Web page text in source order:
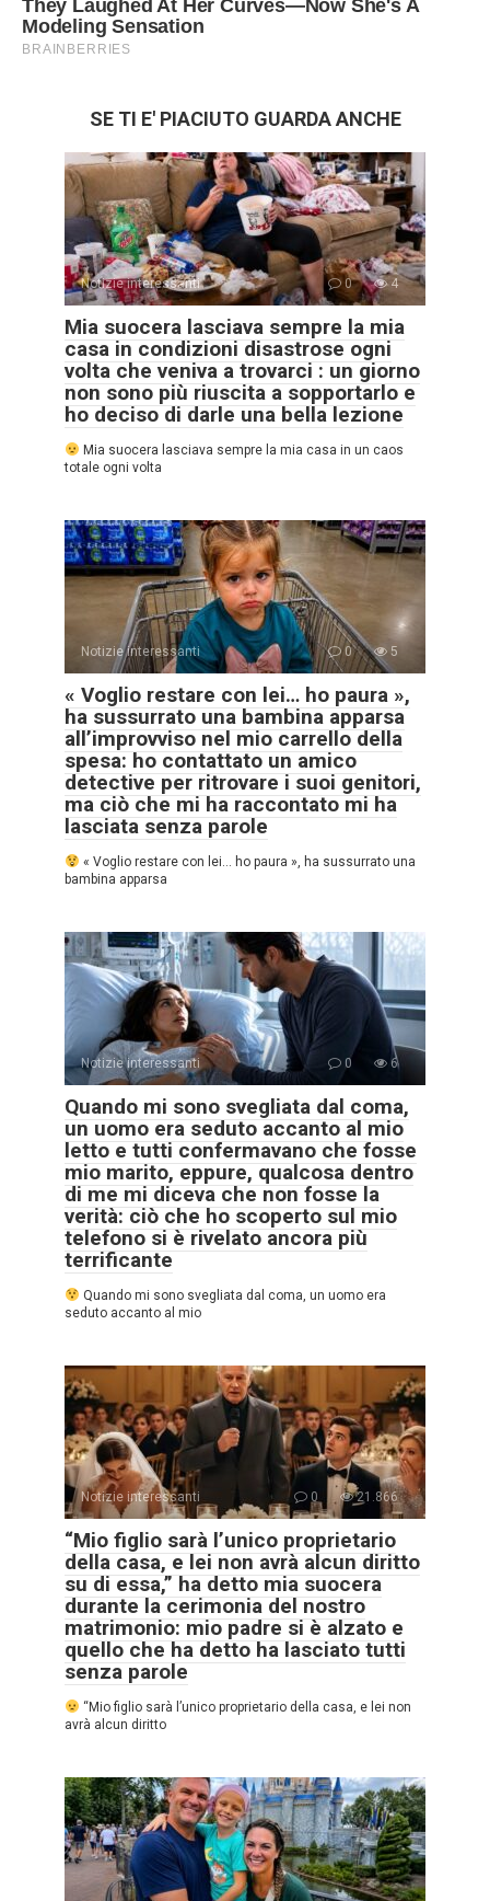
SE TI E' PIACIUTO GUARDA ANCHE
Notizie interessanti 0 4
Mia suocera lasciava sempre la mia
casa in condizioni disastrose ogni
volta che veniva a trovarci : un giorno
non sono più riuscita a sopportarlo e
ho deciso di darle una bella lezione
Mia suocera lasciava sempre la mia casa in un caos
totale ogni volta
Notizie interessanti 0 5
« Voglio restare con lei… ho paura »,
ha sussurrato una bambina apparsa
all’improvviso nel mio carrello della
spesa: ho contattato un amico
detective per ritrovare i suoi genitori,
ma ciò che mi ha raccontato mi ha
lasciata senza parole
« Voglio restare con lei… ho paura », ha sussurrato una
bambina apparsa
Notizie interessanti 0 6
Quando mi sono svegliata dal coma,
un uomo era seduto accanto al mio
letto e tutti confermavano che fosse
mio marito, eppure, qualcosa dentro
di me mi diceva che non fosse la
verità: ciò che ho scoperto sul mio
telefono si è rivelato ancora più
terrificante
Quando mi sono svegliata dal coma, un uomo era
seduto accanto al mio
Notizie interessanti 0 21.866
“Mio figlio sarà l’unico proprietario
della casa, e lei non avrà alcun diritto
su di essa,” ha detto mia suocera
durante la cerimonia del nostro
matrimonio: mio padre si è alzato e
quello che ha detto ha lasciato tutti
senza parole
“Mio figlio sarà l’unico proprietario della casa, e lei non
avrà alcun diritto